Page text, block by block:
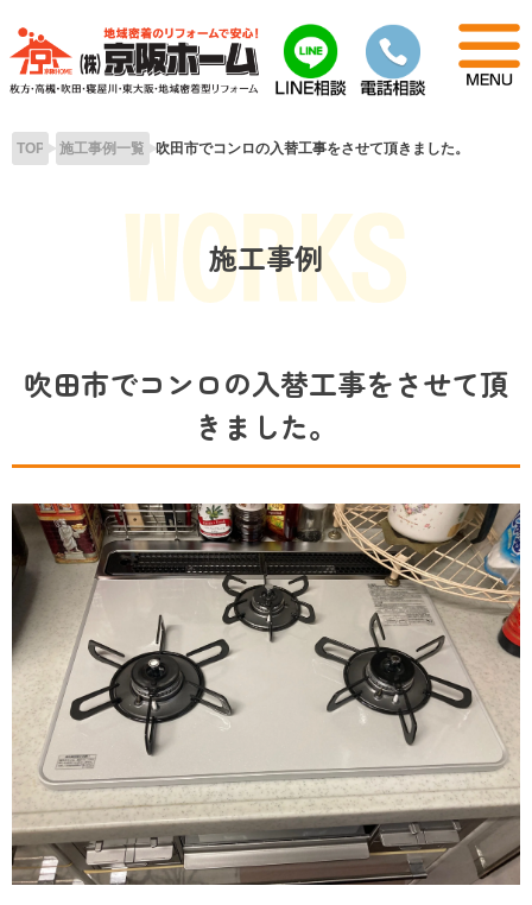
content
TOP 施工事例一覧 吹田市でコンロの入替工事をさせて頂きました。
施工事例
吹田市でコンロの入替工事をさせて頂
きました。